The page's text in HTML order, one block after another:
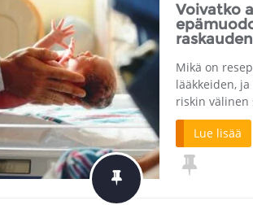
Voivatko
Mikä on
lääkkeiden,
riskin välinen
Lue lisää